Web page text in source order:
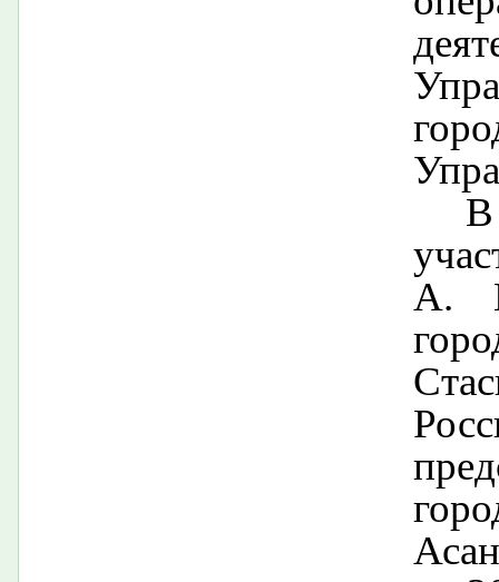
В
А.